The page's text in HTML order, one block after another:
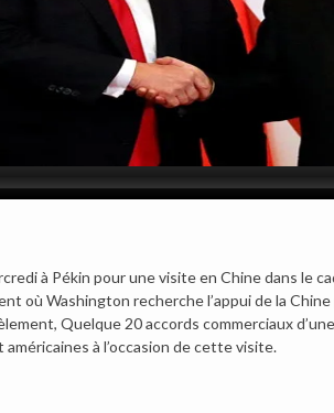
à Pékin pour une visite en Chine dans le
où Washington recherche l’appui de la
Quelque 20 accords commerciaux
à l’occasion de cette visite.